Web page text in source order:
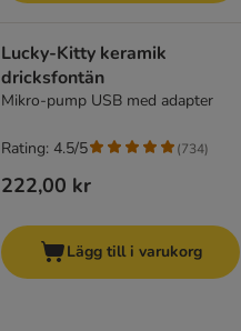
Lucky-Kitty keramik
dricksfontän
Mikro-pump USB med adapter
222,00 kr
Rating: 4.5/5 (734)
Lägg till i varukorg